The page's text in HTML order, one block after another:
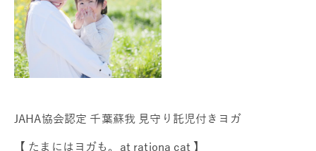
JAHA協会認定 千葉蘇我 見守り託児付きヨガ
【 たまにはヨガも。at rationa cat 】